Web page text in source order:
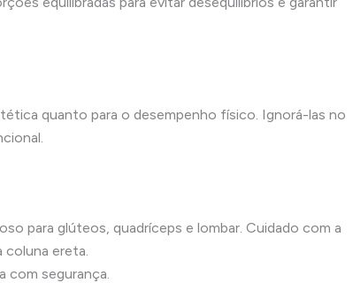
quanto para o desempenho físico. Ignorá-las no
para glúteos, quadríceps e lombar. Cuidado com a
coluna ereta.
com segurança.